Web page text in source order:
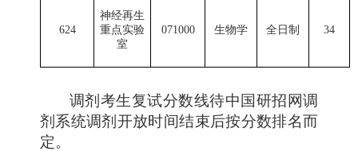
624
神经再生
重点实验
室
071000 生物学 全日制 34
调剂考生复试分数线待中国研招网调
剂系统调剂开放时间结束后按分数排名而
定。